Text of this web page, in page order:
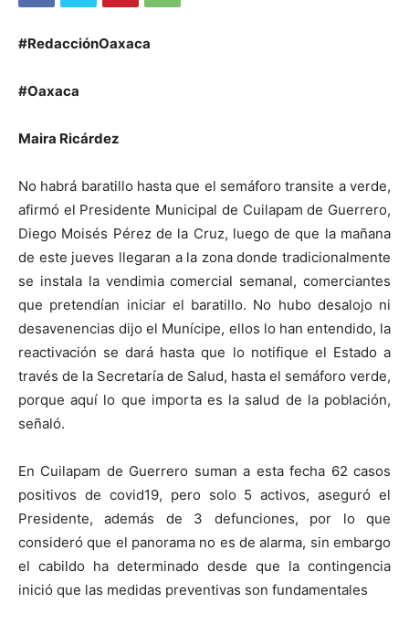
#RedacciónOaxaca
#Oaxaca
Maira Ricárdez
No habrá baratillo hasta que el semáforo transite a verde,
afirmó el Presidente Municipal de Cuilapam de Guerrero,
Diego Moisés Pérez de la Cruz, luego de que la mañana
de este jueves llegaran a la zona donde tradicionalmente
se instala la vendimia comercial semanal, comerciantes
que pretendían iniciar el baratillo. No hubo desalojo ni
desavenencias dijo el Munícipe, ellos lo han entendido, la
reactivación se dará hasta que lo notifique el Estado a
través de la Secretaría de Salud, hasta el semáforo verde,
porque aquí lo que importa es la salud de la población,
señaló.
En Cuilapam de Guerrero suman a esta fecha 62 casos
positivos de covid19, pero solo 5 activos, aseguró el
Presidente, además de 3 defunciones, por lo que
consideró que el panorama no es de alarma, sin embargo
el cabildo ha determinado desde que la contingencia
inició que las medidas preventivas son fundamentales